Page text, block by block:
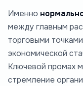
Именно
между главным
торговыми
экономической
Ключевой промах
стремление